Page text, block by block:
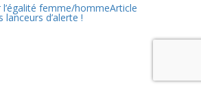
l’égalité femme/hommeArticle
d’alerte !